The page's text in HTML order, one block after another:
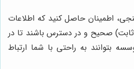
اطمینان حاصل کنید که اطلاعات
صحیح و در دسترس باشند تا در
بتوانند به راحتی با شما ارتباط